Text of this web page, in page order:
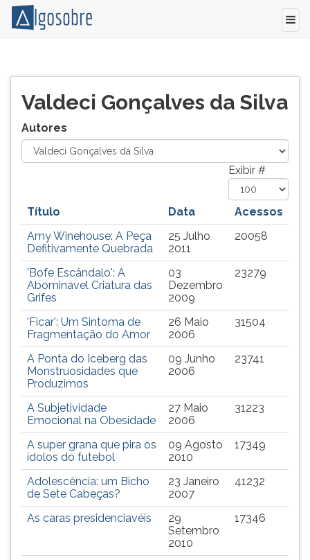
de
todos
autores
colaboradores
TAB
depois
para
pular
leitura
pressione
depois
pausar
leitura
pressione
(primeira
esquerda
Valdeci Gonçalves da Silva
Autores
Exibir #
Título Data
Acessos
Amy Winehouse: A Peça
Defitivamente Quebrada
25 Julho
2011
20058
'Bofe Escândalo': A
Abominável Criatura das
Grifes
03
Dezembro
2009
23279
'Ficar': Um Sintoma de
Fragmentação do Amor
26 Maio
2006
31504
A Ponta do Iceberg das
Monstruosidades que
Produzimos
09 Junho
2006
23741
A Subjetividade
Emocional na Obesidade
27 Maio
2006
31223
A super grana que pira os
ídolos do futebol
09 Agosto
2010
17349
Adolescência: um Bicho
de Sete Cabeças?
23 Janeiro
2007
41232
As caras presidenciavéis
29
Setembro
2010
17346